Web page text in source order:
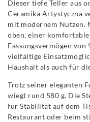
Dieser tiefe Teller aus
Ceramika Artystyczna
mit modernem Nutzen.
oben, einer
Fassungsvermögen
vielfältige
Haushalt als auch für
Trotz seiner eleganten
wiegt rund 580 g. Die
für Stabilität auf dem
Restaurant oder beim